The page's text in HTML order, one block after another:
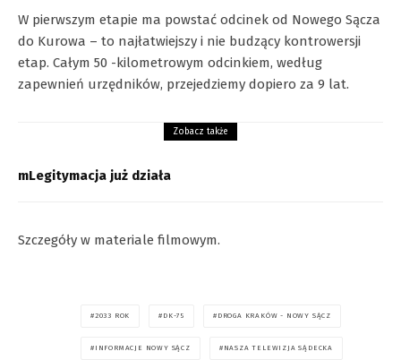
W pierwszym etapie ma powstać odcinek od Nowego Sącza
do Kurowa – to najłatwiejszy i nie budzący kontrowersji
etap. Całym 50 -kilometrowym odcinkiem, według
zapewnień urzędników, przejedziemy dopiero za 9 lat.
Zobacz także
mLegitymacja już działa
Szczegóły w materiale filmowym.
2033 ROK DK-75 DROGA KRAKÓW - NOWY SĄCZ
INFORMACJE NOWY SĄCZ NASZA TELEWIZJA SĄDECKA